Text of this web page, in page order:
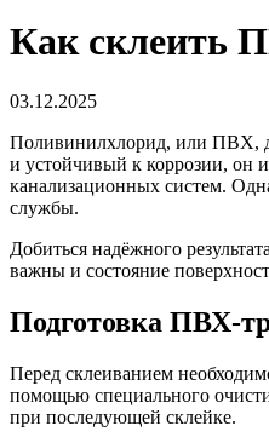
Как склеить
03.12.2025
Поливинилхлорид, или ПВХ,
и устойчивый к коррозии, он
канализационных систем.
службы.
Добиться надёжного
важны и состояние
Подготовка ПВХ-
Перед склеиванием
помощью специального
при последующей склейке.